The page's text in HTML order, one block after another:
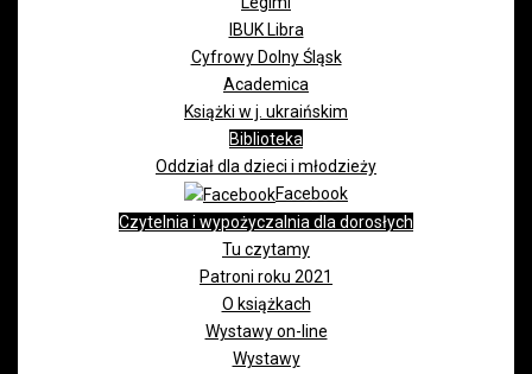
IBUK Libra
Cyfrowy Dolny Śląsk
Academica
Książki w j. ukraińskim
Biblioteka
Oddział dla dzieci i młodzieży
Facebook
Czytelnia i wypożyczalnia dla dorosłych
Tu czytamy
Patroni roku 2021
O książkach
Wystawy on-line
Wystawy